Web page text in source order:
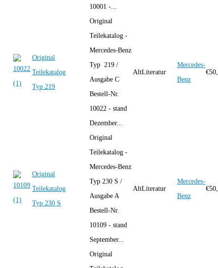
10001 -...
Original
Teilekatalog
Typ 219
Original
Teilekatalog -
Mercedes-Benz
Typ 219 /
Ausgabe C
Bestell-Nr.
10022 - stand
Dezember...
AltLiteratur
Mercedes-
Benz
€
Original
Teilekatalog
Typ 230 S
Original
Teilekatalog -
Mercedes-Benz
Typ 230 S /
Ausgabe A
Bestell-Nr.
10109 - stand
September...
AltLiteratur
Mercedes-
Benz
€
Original